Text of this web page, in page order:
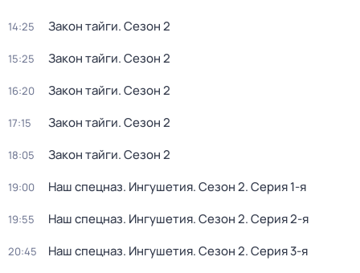
14:25 Закон тайги. Сезон 2
15:25 Закон тайги. Сезон 2
16:20 Закон тайги. Сезон 2
17:15 Закон тайги. Сезон 2
18:05 Закон тайги. Сезон 2
19:00 Наш спецназ. Ингушетия. Сезон 2. Серия 1-я
19:55 Наш спецназ. Ингушетия. Сезон 2. Серия 2-я
20:45 Наш спецназ. Ингушетия. Сезон 2. Серия 3-я